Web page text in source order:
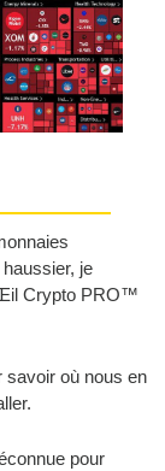
je
Crypto PRO™
savoir où nous en
pour